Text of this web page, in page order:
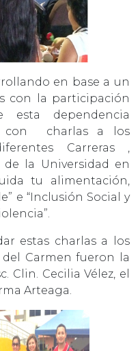
en base a un
con la participación
dependencia
con charlas a los
Carreras ,
la Universidad en
tu alimentación,
e “Inclusión Social y
estas charlas a los
Carmen fueron la
Clin. Cecilia Vélez, el
Arteaga.